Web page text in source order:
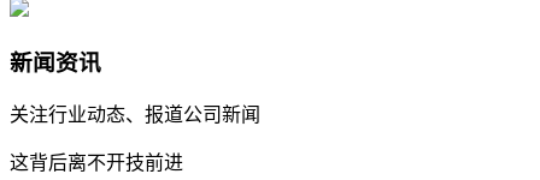
新闻资讯
关注行业动态、报道公司新闻
这背后离不开技前进